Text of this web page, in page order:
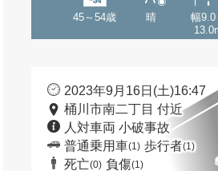
45～54歳 晴
幅9.0
2023年9月16日(土)16:47
桶川市南二丁目 付近
人対車両 小破事故
普通乗用車(1) 歩行者(1)
死亡(0) 負傷(1)